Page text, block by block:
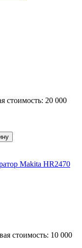
стоимость: 20 000
стоимость: 10 000